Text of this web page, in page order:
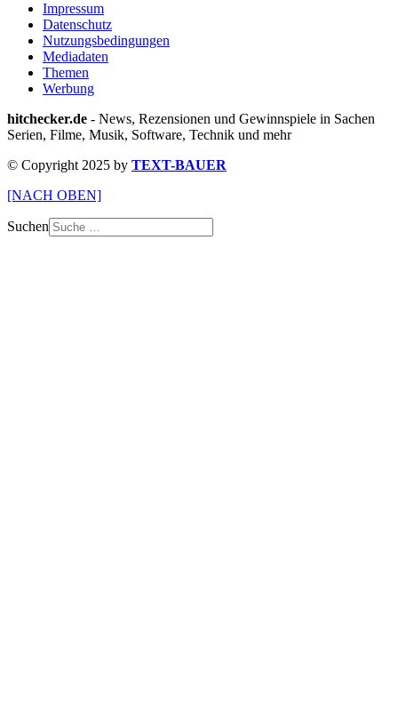
Impressum
Datenschutz
Nutzungsbedingungen
Mediadaten
Themen
Werbung
hitchecker.de - News, Rezensionen und Gewinnspiele in Sachen
Serien, Filme, Musik, Software, Technik und mehr
© Copyright 2025 by TEXT-BAUER
[NACH OBEN]
Suchen